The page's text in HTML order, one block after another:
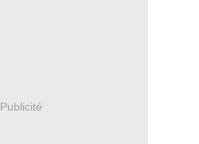
Publicité